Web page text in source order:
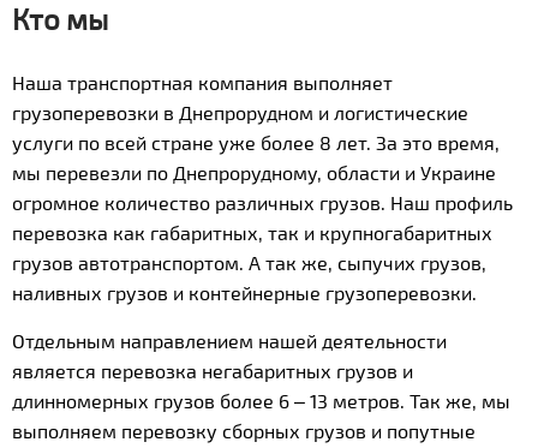
Кто мы
Наша транспортная компания выполняет
грузоперевозки в Днепрорудном и логистические
услуги по всей стране уже более 8 лет. За это время,
мы перевезли по Днепрорудному, области и Украине
огромное количество различных грузов. Наш профиль
перевозка как габаритных, так и крупногабаритных
грузов автотранспортом. А так же, сыпучих грузов,
наливных грузов и контейнерные грузоперевозки.
Отдельным направлением нашей деятельности
является перевозка негабаритных грузов и
длинномерных грузов более 6 – 13 метров. Так же, мы
выполняем перевозку сборных грузов и попутные